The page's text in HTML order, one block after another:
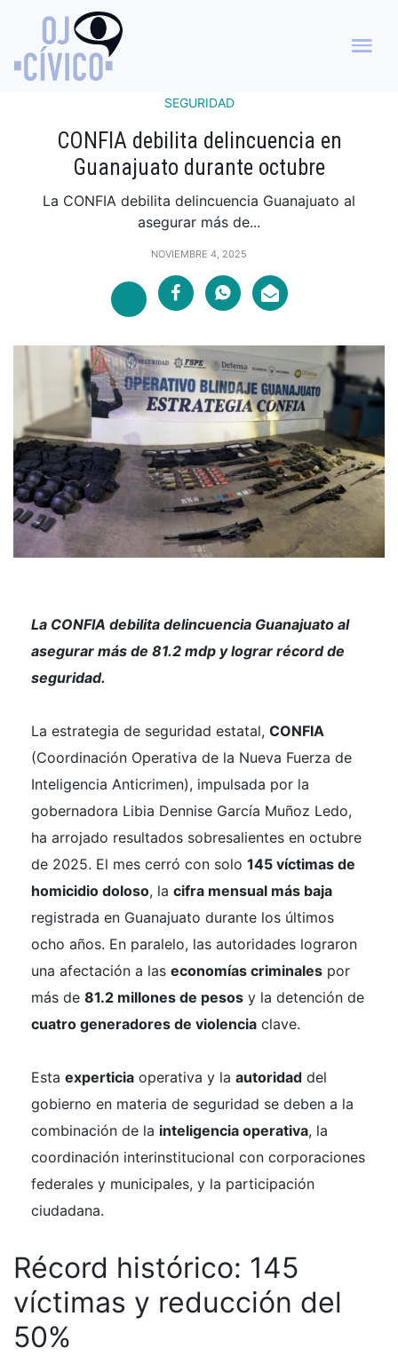
SEGURIDAD
CONFIA debilita delincuencia en
Guanajuato durante octubre
La CONFIA debilita delincuencia Guanajuato al
asegurar más de...
NOVIEMBRE 4, 2025
La CONFIA debilita delincuencia Guanajuato al
asegurar más de 81.2 mdp y lograr récord de
seguridad.
La estrategia de seguridad estatal, CONFIA
(Coordinación Operativa de la Nueva Fuerza de
Inteligencia Anticrimen), impulsada por la
gobernadora Libia Dennise García Muñoz Ledo,
ha arrojado resultados sobresalientes en octubre
de 2025. El mes cerró con solo 145 víctimas de
homicidio doloso, la cifra mensual más baja
registrada en Guanajuato durante los últimos
ocho años. En paralelo, las autoridades lograron
una afectación a las economías criminales por
más de 81.2 millones de pesos y la detención de
cuatro generadores de violencia clave.
Esta experticia operativa y la autoridad del
gobierno en materia de seguridad se deben a la
combinación de la inteligencia operativa, la
coordinación interinstitucional con corporaciones
federales y municipales, y la participación
ciudadana.
Récord histórico: 145
víctimas y reducción del
50%